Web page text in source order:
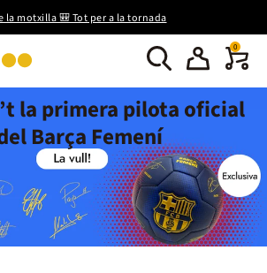
la motxilla 🎒 Tot per a la tornada
0
la primera pilota oficial
Barça Femení